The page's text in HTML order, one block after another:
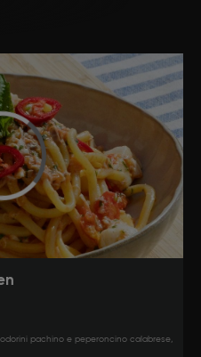
pachino e peperoncino calabrese,